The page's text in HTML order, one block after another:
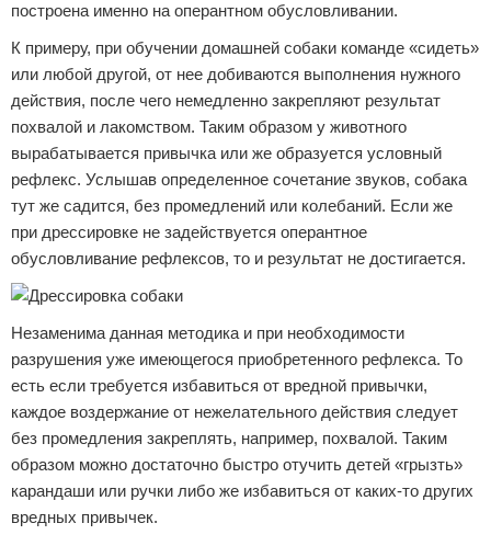
построена именно на оперантном обусловливании.
К примеру, при обучении домашней собаки команде «сидеть»
или любой другой, от нее добиваются выполнения нужного
действия, после чего немедленно закрепляют результат
похвалой и лакомством. Таким образом у животного
вырабатывается привычка или же образуется условный
рефлекс. Услышав определенное сочетание звуков, собака
тут же садится, без промедлений или колебаний. Если же
при дрессировке не задействуется оперантное
обусловливание рефлексов, то и результат не достигается.
Незаменима данная методика и при необходимости
разрушения уже имеющегося приобретенного рефлекса. То
есть если требуется избавиться от вредной привычки,
каждое воздержание от нежелательного действия следует
без промедления закреплять, например, похвалой. Таким
образом можно достаточно быстро отучить детей «грызть»
карандаши или ручки либо же избавиться от каких-то других
вредных привычек.